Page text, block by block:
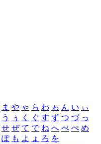
ま や ゃ ら わ ゎ ん い ぃ
う ぅ く ぐ す ず つ づ っ
せ ぜ て で ね へ べ ぺ め
ぽ も よ ょ ろ を